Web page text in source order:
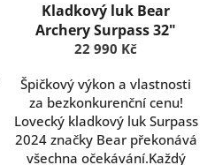
Kladkový luk Bear
Archery Surpass 32"
22 990 Kč
Špičkový výkon a vlastnosti
za bezkonkurenční cenu!
Lovecký kladkový luk Surpass
2024 značky Bear překonává
všechna očekávání.Každý